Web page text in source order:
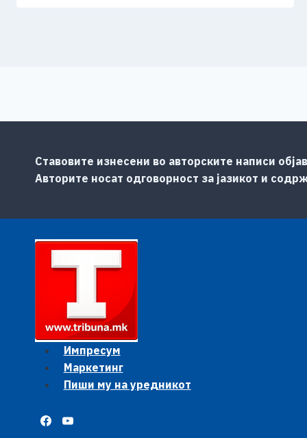
Ставовите изнесени во авторските написи
Авторите носат одговорност за јазикот и
Импресум
Маркетинг
Пиши му на уредникот